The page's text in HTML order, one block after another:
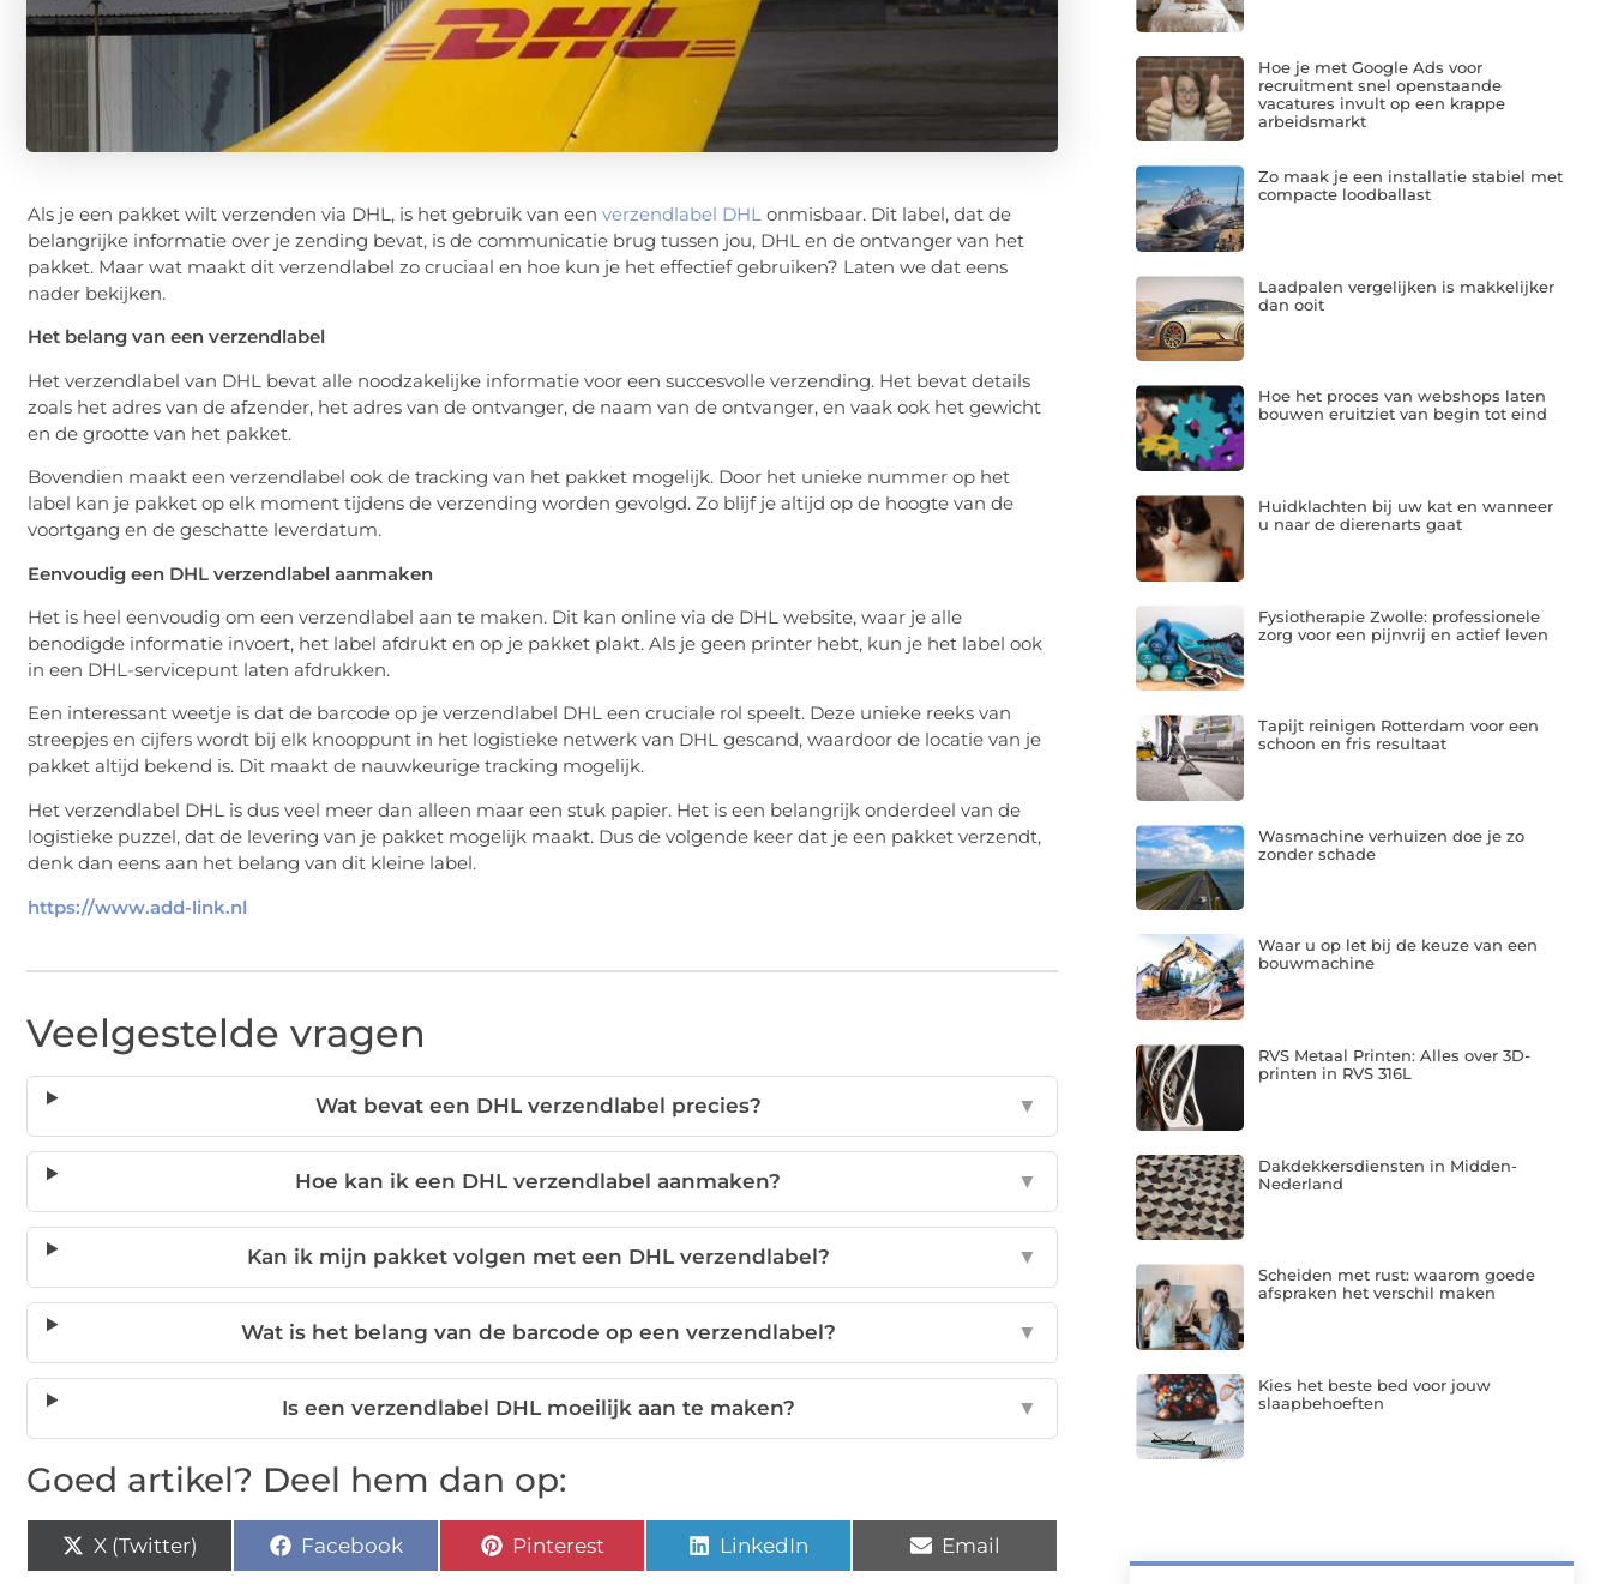
Als je een pakket wilt verzenden via DHL, is het gebruik van een verzendlabel DHL onmisbaar. Dit label, dat de
belangrijke informatie over je zending bevat, is de communicatie brug tussen jou, DHL en de ontvanger van het
pakket. Maar wat maakt dit verzendlabel zo cruciaal en hoe kun je het effectief gebruiken? Laten we dat eens
nader bekijken.
Het belang van een verzendlabel
Het verzendlabel van DHL bevat alle noodzakelijke informatie voor een succesvolle verzending. Het bevat details
zoals het adres van de afzender, het adres van de ontvanger, de naam van de ontvanger, en vaak ook het gewicht
en de grootte van het pakket.
Bovendien maakt een verzendlabel ook de tracking van het pakket mogelijk. Door het unieke nummer op het
label kan je pakket op elk moment tijdens de verzending worden gevolgd. Zo blijf je altijd op de hoogte van de
voortgang en de geschatte leverdatum.
Eenvoudig een DHL verzendlabel aanmaken
Het is heel eenvoudig om een verzendlabel aan te maken. Dit kan online via de DHL website, waar je alle
benodigde informatie invoert, het label afdrukt en op je pakket plakt. Als je geen printer hebt, kun je het label ook
in een DHL-servicepunt laten afdrukken.
Een interessant weetje is dat de barcode op je verzendlabel DHL een cruciale rol speelt. Deze unieke reeks van
streepjes en cijfers wordt bij elk knooppunt in het logistieke netwerk van DHL gescand, waardoor de locatie van je
pakket altijd bekend is. Dit maakt de nauwkeurige tracking mogelijk.
Het verzendlabel DHL is dus veel meer dan alleen maar een stuk papier. Het is een belangrijk onderdeel van de
logistieke puzzel, dat de levering van je pakket mogelijk maakt. Dus de volgende keer dat je een pakket verzendt,
denk dan eens aan het belang van dit kleine label.
https://www.add-link.nl
Veelgestelde vragen
Wat bevat een DHL verzendlabel precies? ▼
Hoe kan ik een DHL verzendlabel aanmaken? ▼
Kan ik mijn pakket volgen met een DHL verzendlabel? ▼
Wat is het belang van de barcode op een verzendlabel? ▼
Is een verzendlabel DHL moeilijk aan te maken? ▼
Goed artikel? Deel hem dan op:
X (Twitter) Facebook Pinterest LinkedIn Email
Hoe je met Google Ads voor
recruitment snel openstaande
vacatures invult op een krappe
arbeidsmarkt
Zo maak je een installatie stabiel met
compacte loodballast
Laadpalen vergelijken is makkelijker
dan ooit
Hoe het proces van webshops laten
bouwen eruitziet van begin tot eind
Huidklachten bij uw kat en wanneer
u naar de dierenarts gaat
Fysiotherapie Zwolle: professionele
zorg voor een pijnvrij en actief leven
Tapijt reinigen Rotterdam voor een
schoon en fris resultaat
Wasmachine verhuizen doe je zo
zonder schade
Waar u op let bij de keuze van een
bouwmachine
RVS Metaal Printen: Alles over 3D-
printen in RVS 316L
Dakdekkersdiensten in Midden-
Nederland
Scheiden met rust: waarom goede
afspraken het verschil maken
Kies het beste bed voor jouw
slaapbehoeften